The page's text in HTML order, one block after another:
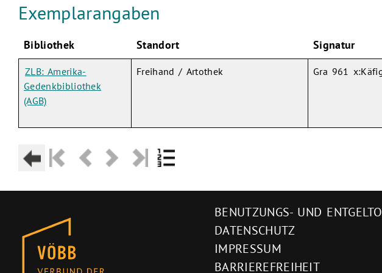
Exemplarangaben
Bibliothek Standort Signatur
ZLB: Amerika-
Gedenkbibliothek
(AGB)
Freihand / Artothek Gra 961
BENUTZUNGS- UND
DATENSCHUTZ
IMPRESSUM
BARRIEREFREIHEIT